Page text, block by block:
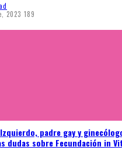
2023 189
padre gay y
dudas sobre Fecundación in